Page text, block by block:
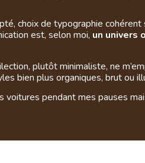
choix de typographie cohérent
est, selon moi, un univers
plutôt minimaliste, ne
bien plus organiques, brut ou
voitures pendant mes pauses